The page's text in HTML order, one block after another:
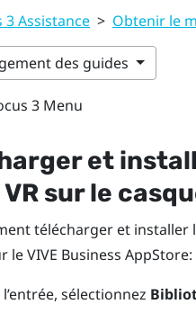
3 Assistance > Obtenir le
des guides
3 Menu
et
sur le
télécharger et installer
leVIVE Business AppStore:
sélectionnez